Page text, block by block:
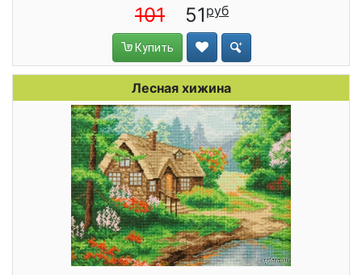
101 51
Купить
Лесная хижина